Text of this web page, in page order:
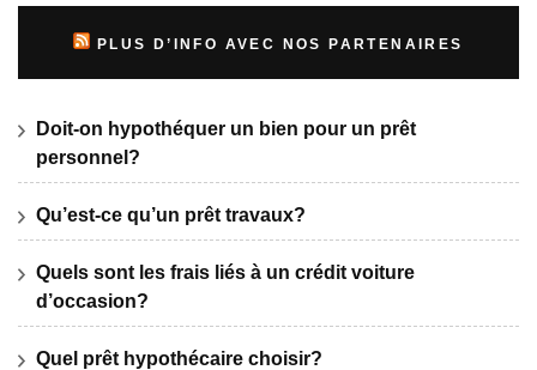
PLUS D’INFO AVEC NOS PARTENAIRES
Doit-on hypothéquer un bien pour un prêt
personnel?
Qu’est-ce qu’un prêt travaux?
Quels sont les frais liés à un crédit voiture
d’occasion?
Quel prêt hypothécaire choisir?